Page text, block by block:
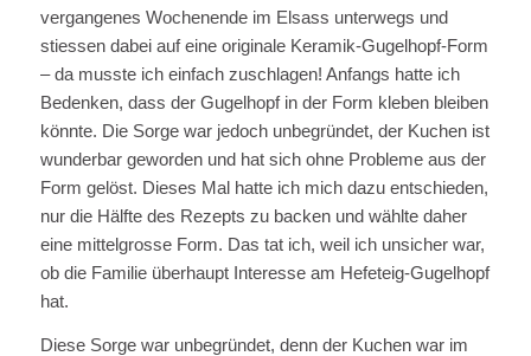
vergangenes Wochenende im Elsass unterwegs und
stiessen dabei auf eine originale Keramik-Gugelhopf-Form
– da musste ich einfach zuschlagen! Anfangs hatte ich
Bedenken, dass der Gugelhopf in der Form kleben bleiben
könnte. Die Sorge war jedoch unbegründet, der Kuchen ist
wunderbar geworden und hat sich ohne Probleme aus der
Form gelöst. Dieses Mal hatte ich mich dazu entschieden,
nur die Hälfte des Rezepts zu backen und wählte daher
eine mittelgrosse Form. Das tat ich, weil ich unsicher war,
ob die Familie überhaupt Interesse am Hefeteig-Gugelhopf
hat.
Diese Sorge war unbegründet, denn der Kuchen war im